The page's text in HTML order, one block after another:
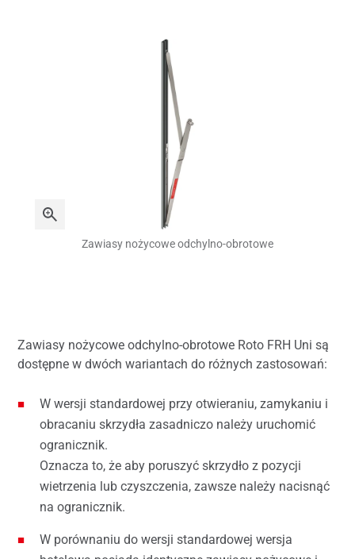
Zawiasy nożycowe odchylno-obrotowe
Zawiasy nożycowe odchylno-obrotowe Roto FRH Uni są
dostępne w dwóch wariantach do różnych zastosowań:
W wersji standardowej przy otwieraniu, zamykaniu i
obracaniu skrzydła zasadniczo należy uruchomić
ogranicznik.
Oznacza to, że aby poruszyć skrzydło z pozycji
wietrzenia lub czyszczenia, zawsze należy nacisnąć
na ogranicznik.
W porównaniu do wersji standardowej wersja